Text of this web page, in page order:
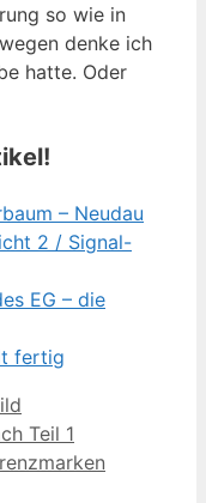
so wie in
denke ich
hatte. Oder
– Neudau
2 / Signal-
EG – die
fertig
Teil 1